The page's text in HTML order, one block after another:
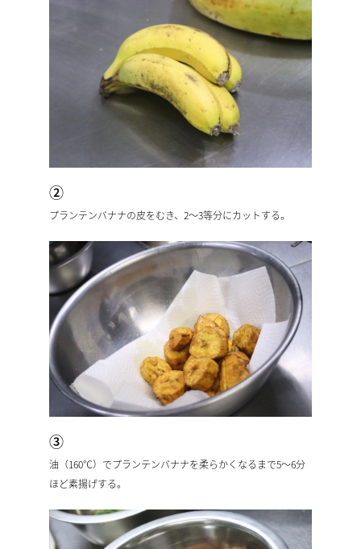
②
プランテンバナナの皮をむき、2～3等分にカットする。
③
油（160℃）でプランテンバナナを柔らかくなるまで5〜6分
ほど素揚げする。